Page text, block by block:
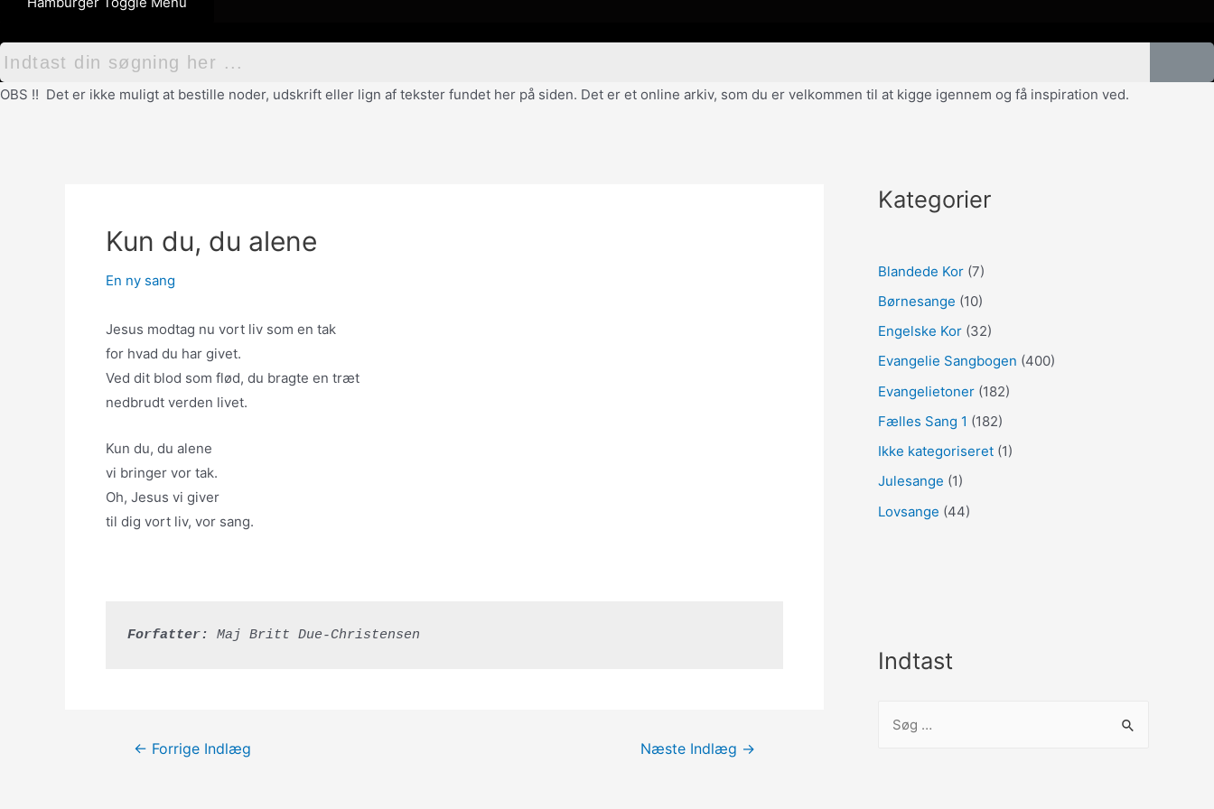
OBS !! Det er ikke muligt at bestille noder, udskrift eller lign af tekster fundet her på siden. Det er et online arkiv, som du er velkommen til at kigge igennem og få inspiration ved.
Kun du, du alene
En ny sang
Jesus modtag nu vort liv som en tak
for hvad du har givet.
Ved dit blod som flød, du bragte en træt
nedbrudt verden livet.
Kun du, du alene
vi bringer vor tak.
Oh, Jesus vi giver
til dig vort liv, vor sang.
Forfatter: Maj Britt Due-Christensen
Indlægsnavigation
← Forrige Indlæg Næste Indlæg →
Kategorier
Blandede Kor (7)
Børnesange (10)
Engelske Kor (32)
Evangelie Sangbogen (400)
Evangelietoner (182)
Fælles Sang 1 (182)
Ikke kategoriseret (1)
Julesange (1)
Lovsange (44)
Indtast